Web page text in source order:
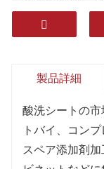
よび他の産
板の代わり
製品詳細
酸洗シートの
トバイ、コン
スペア添加剤